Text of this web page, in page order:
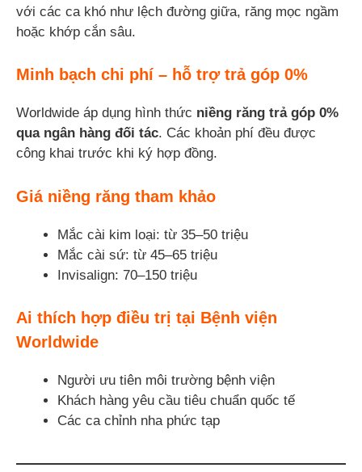
với các ca khó như lệch đường giữa, răng mọc ngầm
hoặc khớp cắn sâu.
Minh bạch chi phí – hỗ trợ trả góp 0%
Worldwide áp dụng hình thức niềng răng trả góp 0%
qua ngân hàng đối tác. Các khoản phí đều được
công khai trước khi ký hợp đồng.
Giá niềng răng tham khảo
Mắc cài kim loại: từ 35–50 triệu
Mắc cài sứ: từ 45–65 triệu
Invisalign: 70–150 triệu
Ai thích hợp điều trị tại Bệnh viện
Worldwide
Người ưu tiên môi trường bệnh viện
Khách hàng yêu cầu tiêu chuẩn quốc tế
Các ca chỉnh nha phức tạp